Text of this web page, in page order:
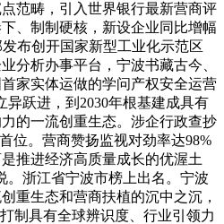
范畴，引入世界银行最新营商评
、制制硬核，新设企业同比增幅
布创开国家新型工业化示范区
分析办事平台，宁波书藏古今、
家实体运做的学问产权安全运营
异跃进，到2030年根基建成具有
的一流创重生态。涉企行政查抄
位。营商赞扬监视对劲率达98%
推进经济高质量成长的优渥土
。浙江省宁波市榜上出名。宁波
重生态和营商扶植的沉中之沉，
制具有全球辨识度、行业引领力